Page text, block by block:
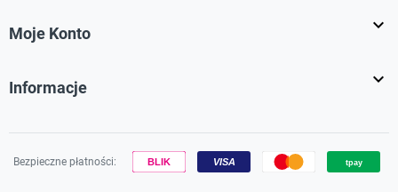
Moje Konto 
Informacje 
Bezpieczne płatności: